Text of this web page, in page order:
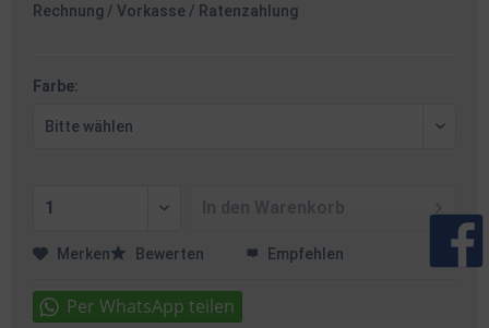
Rechnung / Vorkasse / Ratenzahlung
Farbe:
Merken Bewerten Empfehlen